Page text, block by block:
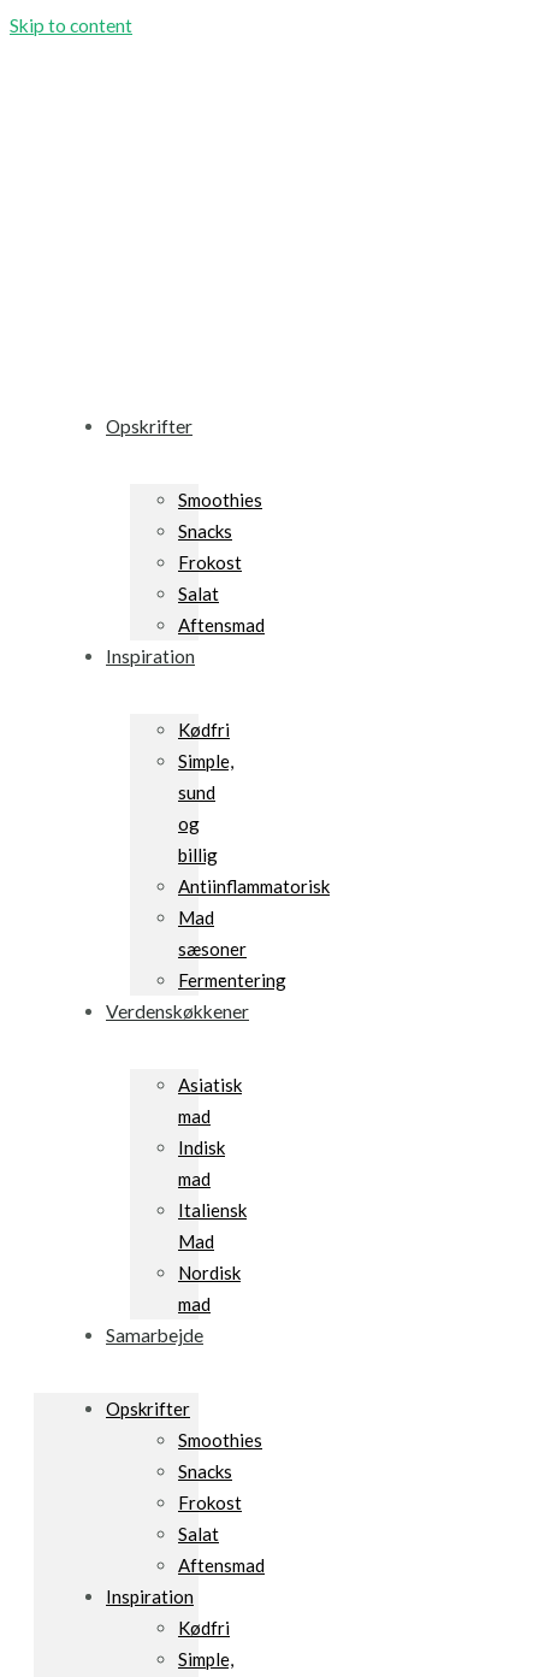
Skip to content
Opskrifter
Smoothies
Snacks
Frokost
Salat
Aftensmad
Inspiration
Kødfri
Simple,
sund
og
billig
Antiinflammatorisk
Mad
sæsoner
Fermentering
Verdenskøkkener
Asiatisk
mad
Indisk
mad
Italiensk
Mad
Nordisk
mad
Samarbejde
Opskrifter
Smoothies
Snacks
Frokost
Salat
Aftensmad
Inspiration
Kødfri
Simple,